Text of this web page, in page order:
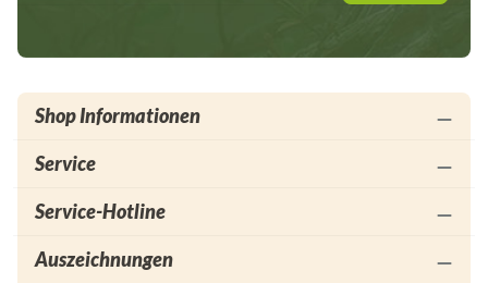
Shop Informationen
Service
Service-Hotline
Auszeichnungen